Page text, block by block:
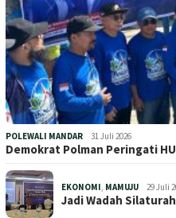
POLEWALI MANDAR 31 Juli 2026
Demokrat Polman Peringati
EKONOMI, MAMUJU 29 Juli
Jadi Wadah